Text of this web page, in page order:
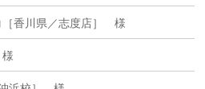
香川県／志度店］ 様